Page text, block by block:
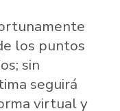
los puntos
sin
seguirá
virtual y